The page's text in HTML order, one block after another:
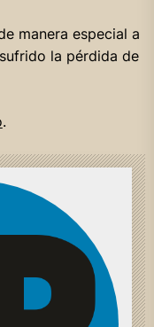
manera especial a
la pérdida de
.